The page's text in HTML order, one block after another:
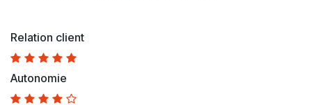
Relation client
Autonomie